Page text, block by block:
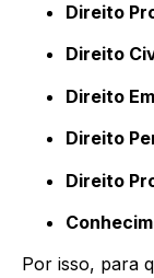
Direito
Direito
Direito
Direito
Direito
Por isso, para